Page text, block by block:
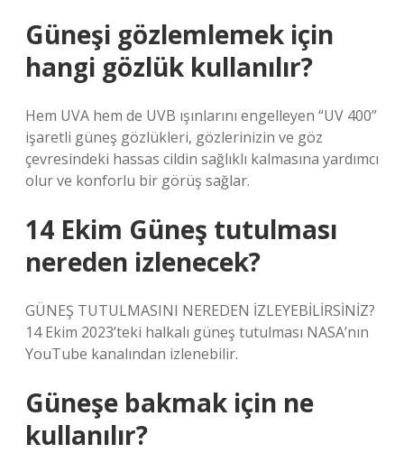
Güneşi gözlemlemek için
hangi gözlük kullanılır?
Hem UVA hem de UVB ışınlarını engelleyen “UV 400”
işaretli güneş gözlükleri, gözlerinizin ve göz
çevresindeki hassas cildin sağlıklı kalmasına yardımcı
olur ve konforlu bir görüş sağlar.
14 Ekim Güneş tutulması
nereden izlenecek?
GÜNEŞ TUTULMASINI NEREDEN İZLEYEBİLİRSİNİZ?
14 Ekim 2023’teki halkalı güneş tutulması NASA’nın
YouTube kanalından izlenebilir.
Güneşe bakmak için ne
kullanılır?